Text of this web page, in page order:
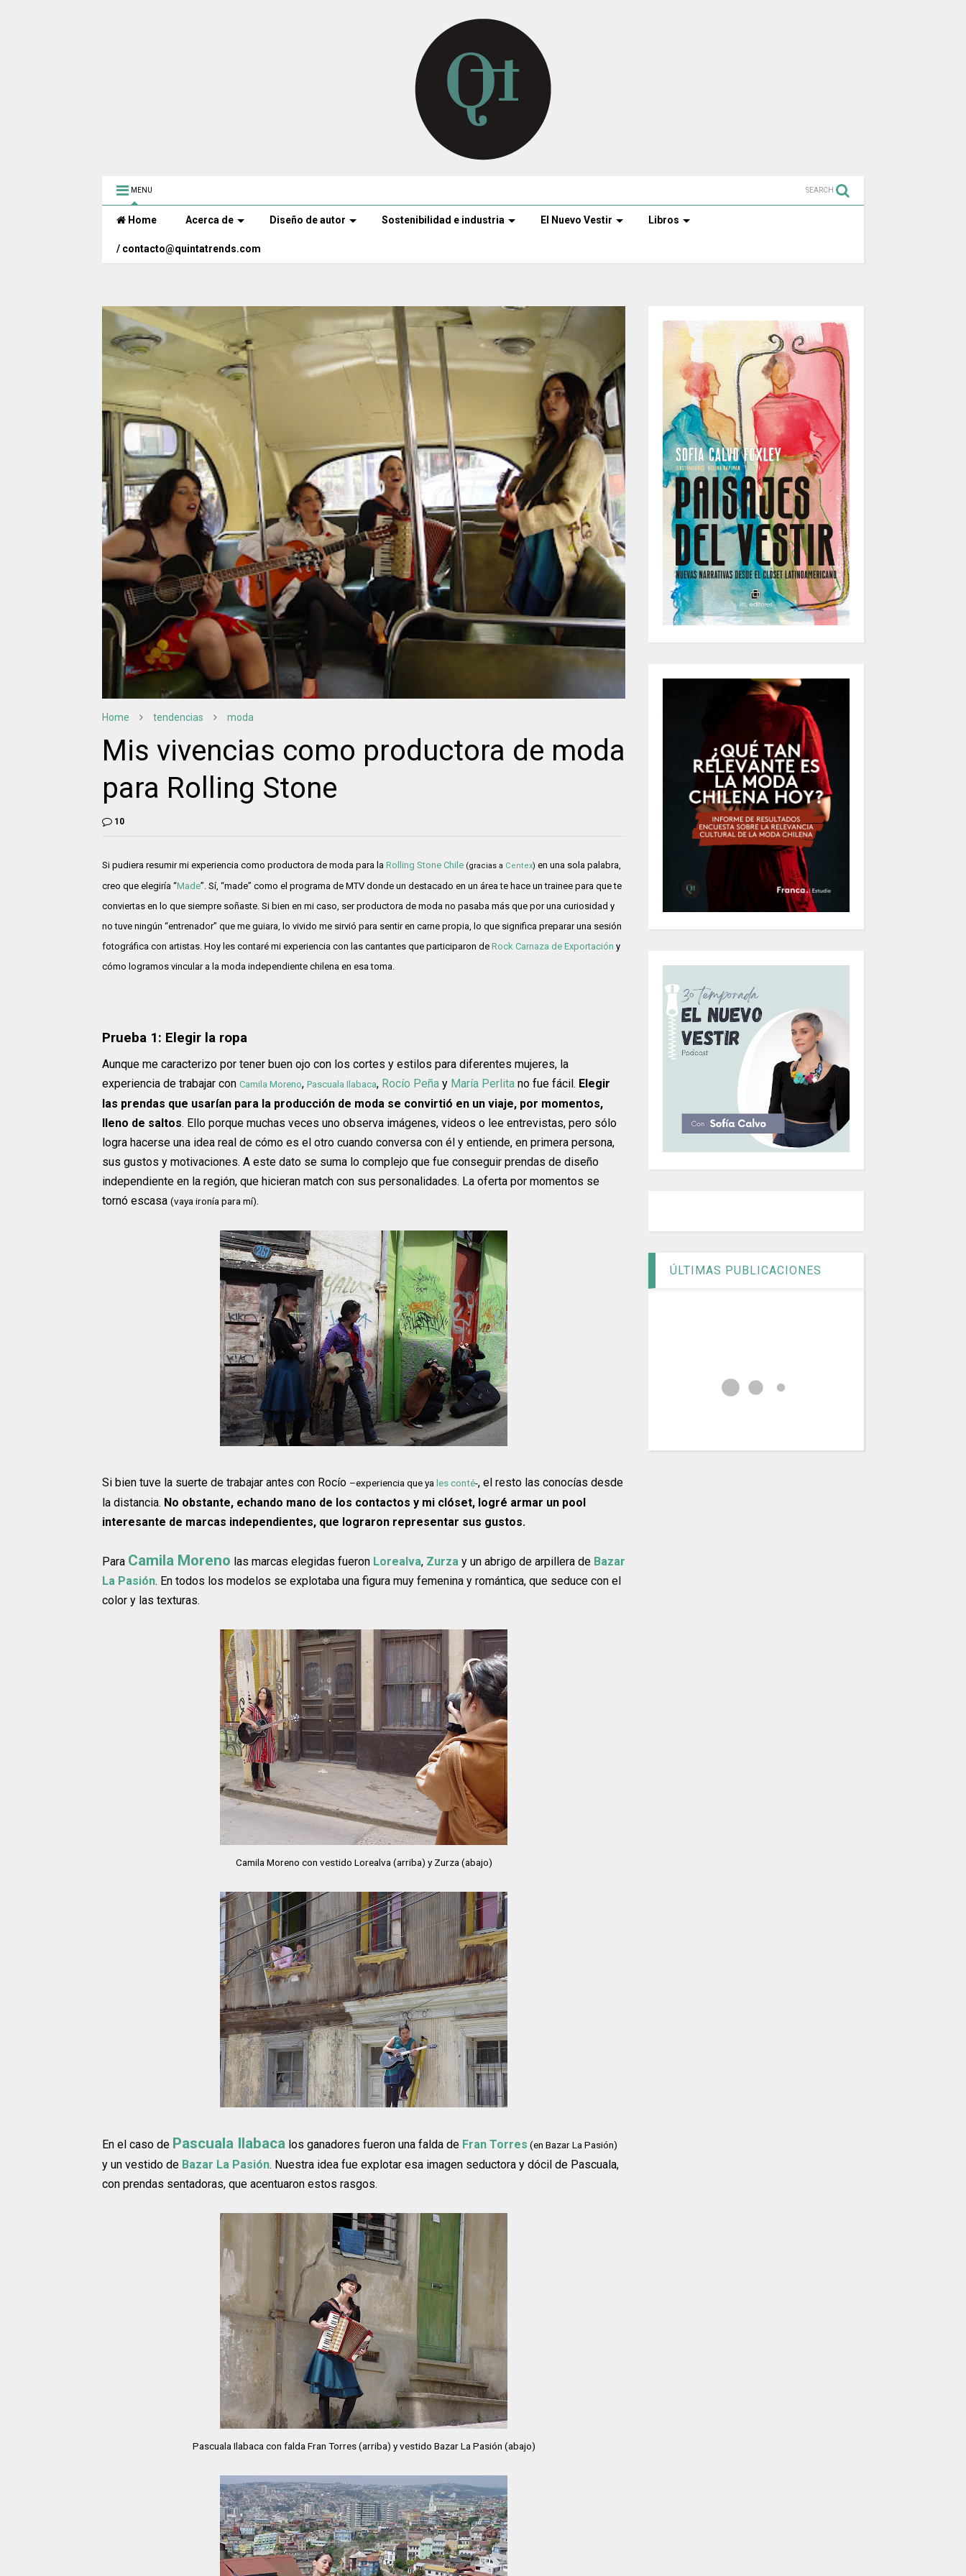
MENU SEARCH
Home Acerca de Diseño de autor Sostenibilidad e industria El Nuevo Vestir Libros
/ contacto@quintatrends.com
Home tendencias moda
Mis vivencias como productora de moda
para Rolling Stone
10
Si pudiera resumir mi experiencia como productora de moda para la Rolling Stone Chile (gracias a Centex) en una sola palabra,
creo que elegiría “Made”. Sí, “made” como el programa de MTV donde un destacado en un área te hace un trainee para que te
conviertas en lo que siempre soñaste. Si bien en mi caso, ser productora de moda no pasaba más que por una curiosidad y
no tuve ningún “entrenador” que me guiara, lo vivido me sirvió para sentir en carne propia, lo que significa preparar una sesión
fotográfica con artistas. Hoy les contaré mi experiencia con las cantantes que participaron de Rock Carnaza de Exportación y
cómo logramos vincular a la moda independiente chilena en esa toma.
Prueba 1: Elegir la ropa
Aunque me caracterizo por tener buen ojo con los cortes y estilos para diferentes mujeres, la
experiencia de trabajar con Camila Moreno, Pascuala Ilabaca, Rocío Peña y María Perlita no fue fácil. Elegir
las prendas que usarían para la producción de moda se convirtió en un viaje, por momentos,
lleno de saltos. Ello porque muchas veces uno observa imágenes, videos o lee entrevistas, pero sólo
logra hacerse una idea real de cómo es el otro cuando conversa con él y entiende, en primera persona,
sus gustos y motivaciones. A este dato se suma lo complejo que fue conseguir prendas de diseño
independiente en la región, que hicieran match con sus personalidades. La oferta por momentos se
tornó escasa (vaya ironía para mí).
Si bien tuve la suerte de trabajar antes con Rocío –experiencia que ya les conté-, el resto las conocías desde
la distancia. No obstante, echando mano de los contactos y mi clóset, logré armar un pool
interesante de marcas independientes, que lograron representar sus gustos.
Para Camila Moreno las marcas elegidas fueron Lorealva, Zurza y un abrigo de arpillera de Bazar
La Pasión. En todos los modelos se explotaba una figura muy femenina y romántica, que seduce con el
color y las texturas.
Camila Moreno con vestido Lorealva (arriba) y Zurza (abajo)
En el caso de Pascuala Ilabaca los ganadores fueron una falda de Fran Torres (en Bazar La Pasión)
y un vestido de Bazar La Pasión. Nuestra idea fue explotar esa imagen seductora y dócil de Pascuala,
con prendas sentadoras, que acentuaron estos rasgos.
Pascuala Ilabaca con falda Fran Torres (arriba) y vestido Bazar La Pasión (abajo)
ÚLTIMAS PUBLICACIONES